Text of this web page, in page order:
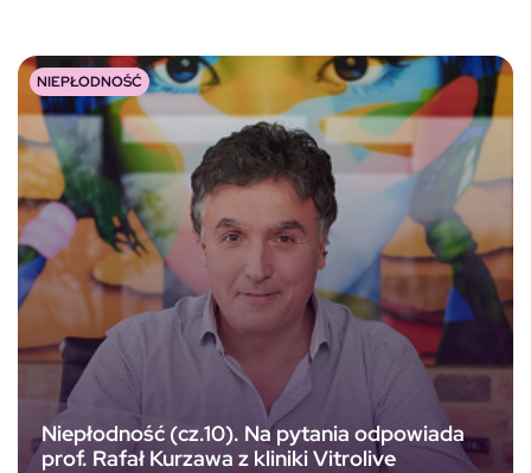
Niepłodność (cz.10). Na pytania odpowiada
prof. Rafał Kurzawa z kliniki Vitrolive
NIEPŁODNOŚĆ